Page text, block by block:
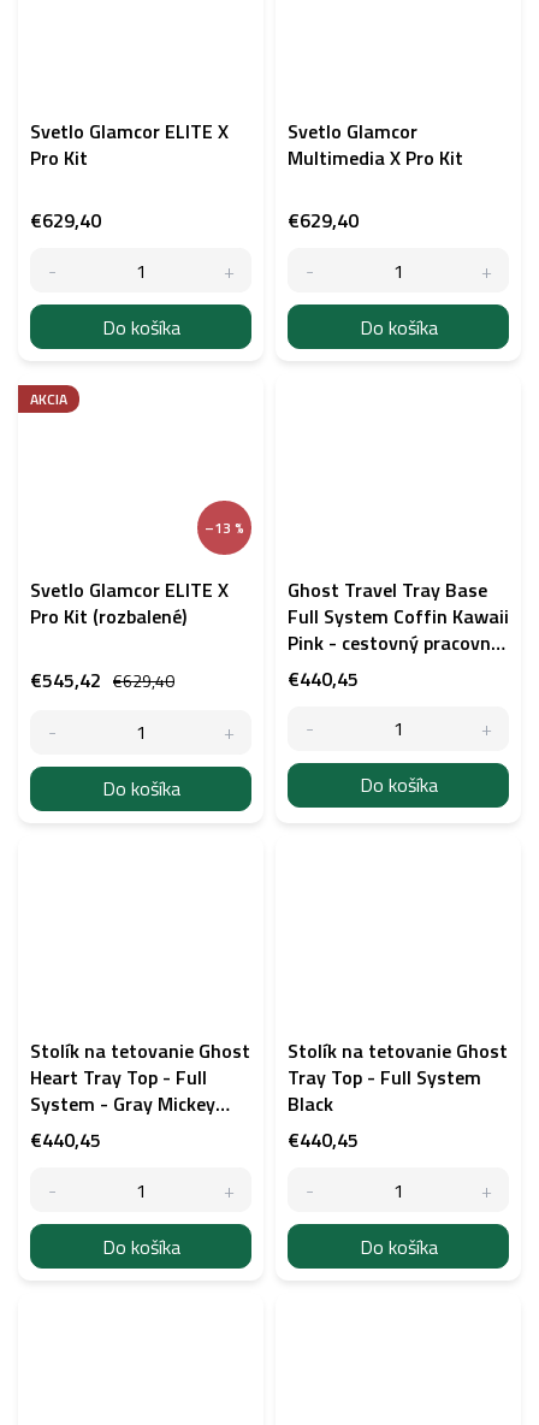
Svetlo Glamcor ELITE X
Pro Kit
€629,40
Do košíka
Svetlo Glamcor
Multimedia X Pro Kit
€629,40
Do košíka
AKCIA
–13 %
Svetlo Glamcor ELITE X
Pro Kit (rozbalené)
€629,40
€545,42
Do košíka
Ghost Travel Tray Base
Full System Coffin Kawaii
Pink - cestovný pracovný
stolík
€440,45
Do košíka
Stolík na tetovanie Ghost
Heart Tray Top - Full
System - Gray Mickey
Mouse
€440,45
Do košíka
Stolík na tetovanie Ghost
Tray Top - Full System
Black
€440,45
Do košíka